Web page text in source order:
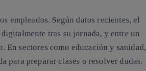
empleados. Según datos recientes, el
tras su jornada, y entre un
En sectores como educación y sanidad,
para preparar clases o resolver dudas.